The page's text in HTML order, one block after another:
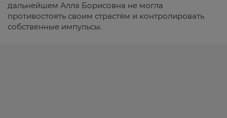
дальнейшем Алла Борисовна не могла
противостоять своим страстям и контролировать
собственные импульсы.